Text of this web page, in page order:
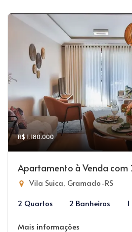
R$ 1.180.000
Apartamento à Venda com
Vila Suica, Gramado-RS
2 Quartos
2 Banheiros
Mais informações